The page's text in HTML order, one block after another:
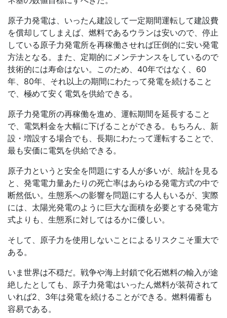
原子力発電は、いったん建設して一定期間運転して建設費
を償却してしまえば、燃料であるウランは安いので、停止
している原子力発電所を再稼働させれば圧倒的に安い発電
方法となる。また、定期的にメンテナンスをしているので
技術的には寿命はない。このため、 40年ではなく、 60
年、 80年、それ以上の期間にわたって発電を続けること
で、極めて安く電気を供給できる。
原子力発電所の再稼働を進め、運転期間を延長すること
で、電気料金を大幅に下げることができる。もちろん、新
設・増設する場合でも、長期にわたって運転することで、
最も安価に電気を供給できる。
原子力というと安全を問題にする人が多いが、統計を見る
と、発電電力量あたりの死亡率はあらゆる発電方式の中で
断然低い。生態系への影響を問題にする人もいるが、実際
には、太陽光発電のように巨大な面積を必要とする発電方
式よりも、生態系に対してはるかに優しい。
そして、原子力を使用しないことによるリスクこそ重大で
ある。
いま世界は不穏だ。戦争や海上封鎖で化石燃料の輸入が途
絶したとしても、原子力発電はいったん燃料が装荷されて
いれば2、 3年は発電を続けることができる。燃料備蓄も
容易である。